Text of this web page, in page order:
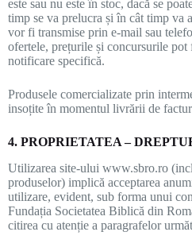
este sau nu este în stoc, dacă se
timp se va prelucra și în cât timp va
vor fi transmise prin e-mail sau
ofertele, prețurile și concursurile
notificare specifică.
Produsele comercializate prin
insoțite în momentul livrării de
4. PROPRIETATEA –
Utilizarea site-ului www.sbro.ro
produselor) implică acceptarea
utilizare, evident, sub forma unui
Fundația Societatea Biblică din
citirea cu atenție a paragrafelor